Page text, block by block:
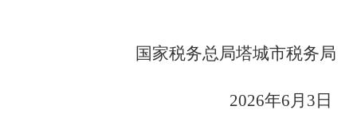
国家税务总局塔城市税务局
2026年6月3日